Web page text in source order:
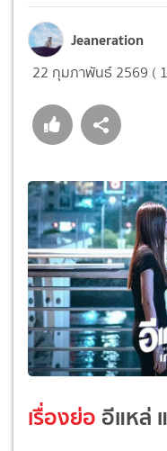
Jeaneration
22 กุมภาพันธ์ 2569 (
เรื่องย่อ อีแหล่